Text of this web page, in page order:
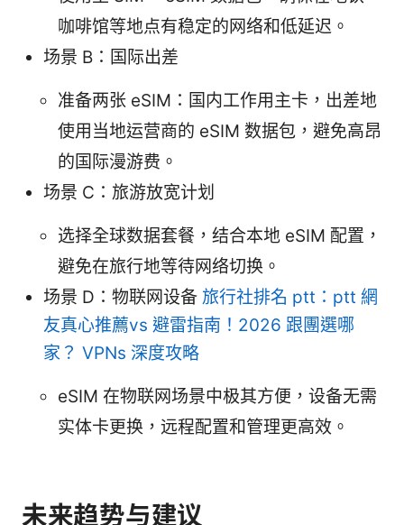
咖啡馆等地点有稳定的网络和低延迟。
场景 B：国际出差
准备两张 eSIM：国内工作用主卡，出差地
使用当地运营商的 eSIM 数据包，避免高昂
的国际漫游费。
场景 C：旅游放宽计划
选择全球数据套餐，结合本地 eSIM 配置，
避免在旅行地等待网络切换。
场景 D：物联网设备 旅行社排名 ptt：ptt 網
友真心推薦vs 避雷指南！2026 跟團選哪
家？ VPNs 深度攻略
eSIM 在物联网场景中极其方便，设备无需
实体卡更换，远程配置和管理更高效。
未来趋势与建议